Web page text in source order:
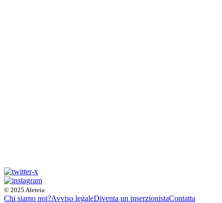
© 2025 Aleteia
Chi siamo noi?Avviso legaleDiventa un inserzionistaContatta